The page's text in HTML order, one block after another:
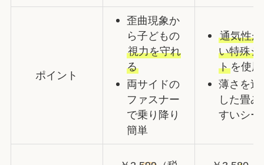
ポイント
歪曲現象か
ら子どもの
視力を守れ
る
両サイドの
ファスナー
で乗り降り
簡単
通気性
い特殊シ
トを使用
薄さを追
した畳み
すいシー